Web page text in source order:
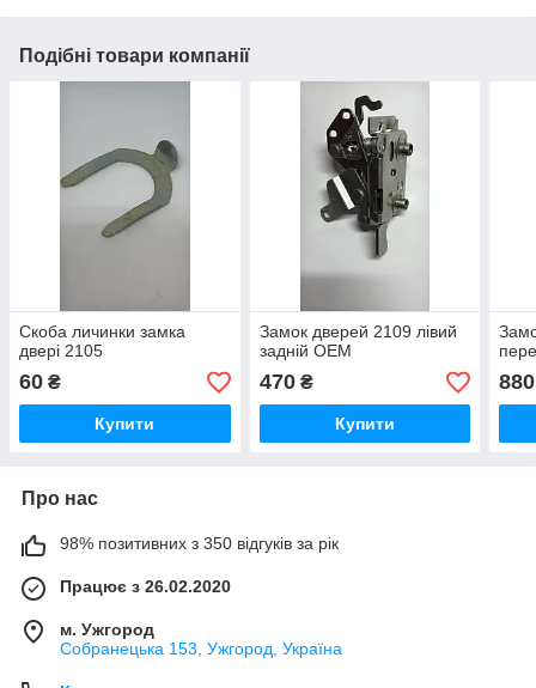
Подібні товари компанії
Скоба личинки замка
двері 2105
60 ₴
Купити
Замок дверей 2109 лівий
задній OEM
470₴
Купити
880
Про нас
98% позитивних з 350 відгуків за рік
Працює з 26.02.2020
м. Ужгород
Собранецька 153, Ужгород, Україна